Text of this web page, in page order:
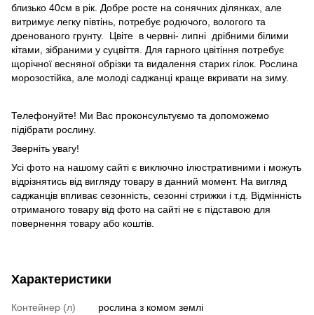
близько 40см в рік. Добре росте на сонячних ділянках, але
витримує легку півтінь, потребує родючого, вологого та
дренованого грунту. Цвіте в червні- липні дрібними білими
кітами, зібраними у суцвіття. Для гарного цвітіння потребує
щорічної весняної обрізки та видалення старих гілок. Рослина
морозостійка, але молоді саджанці краще вкривати на зиму.
Телефонуйте! Ми Вас проконсультуємо та допоможемо
підібрати рослину.
Зверніть увагу!
Усі фото на нашому сайті є виключно ілюстративними і можуть
відрізнятись від вигляду товару в данний момент. На вигляд
саджанців впливає сезонність, сезонні стрижки і т.д. Відмінність
отриманого товару від фото на сайті не є підставою для
повернення товару або коштів.
Характеристики
Контейнер (л)
рослина з комом землі